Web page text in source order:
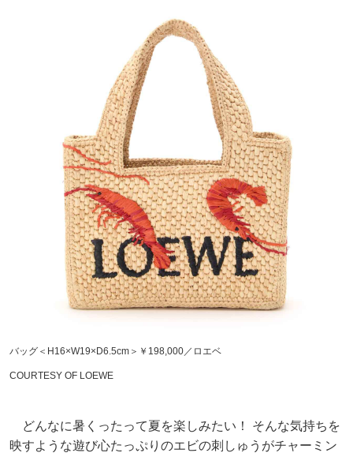
バッグ＜H16×W19×D6.5cm＞￥198,000／ロエベ
COURTESY OF LOEWE
どんなに暑くったって夏を楽しみたい！ そんな気持ちを
映すような遊び心たっぷりのエビの刺しゅうがチャーミン